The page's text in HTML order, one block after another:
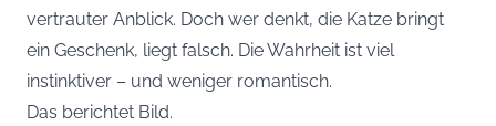
vertrauter Anblick. Doch wer denkt, die Katze bringt
ein Geschenk, liegt falsch. Die Wahrheit ist viel
instinktiver – und weniger romantisch.
Das berichtet Bild.